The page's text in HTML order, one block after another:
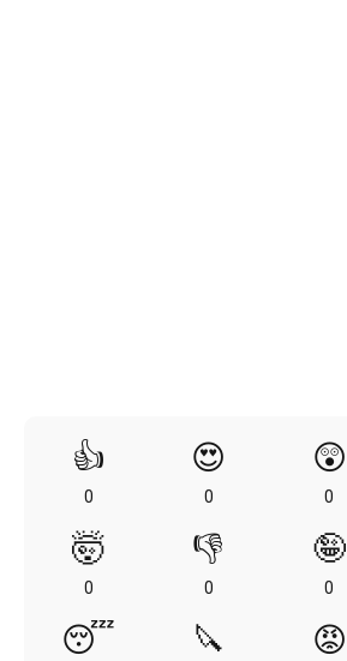
👍
0
😍
0
😲
0
🤯
0
👎
0
🤪
0
😴 🔪 😡